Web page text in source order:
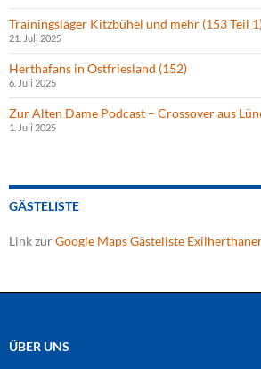
Trainingslager Kitzbühel und mehr (153 Teil
21. Juli 2025
Herthafans in Ostfriesland (152)
6. Juli 2025
Zur Alten Dame Podcast – Crossover aus
1. Juli 2025
GÄSTELISTE
Link zurGoogle Maps Gästeliste
ÜBER UNS